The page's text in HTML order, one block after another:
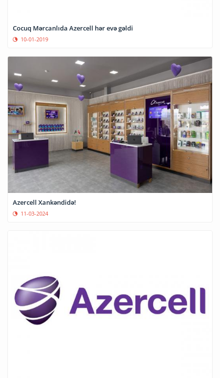
Cocuq Mərcanlıda Azercell hər evə gəldi
10-01-2019
Azercell Xankəndidə!
11-03-2024